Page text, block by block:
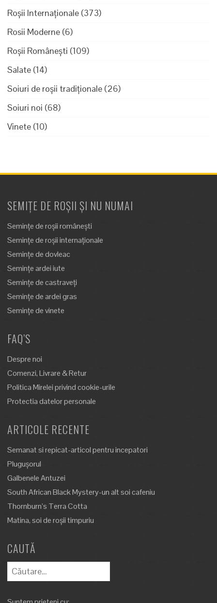
Roșii Internaționale (373)
Rosii Moderne (6)
Roșii Românești (109)
Salate (14)
Soiuri de roșii tradiționale (26)
Soiuri noi (68)
Vinete (10)
SEMIȚE DE ROȘII ȘI NU NUMAI
Semințe de roșii românești
Semințe de roșii internaționale
Semințe de dovleac
Semințe ardei iute
Semințe de castraveți
Semințe de ardei gras
Semințe de vinete
FAQ’S
Despre noi
Comenzi, Livrare & Retur
Politica Mirelei privind cookie-urile
Protectia datelor personale
ARTICOLE RECENTE
Semanat si repicat-articol pentru incepatori
Plugușorul
Galbenele Antuzei
South African Black Mystery-un alt soi cafeniu
Thornburn’s Terra Cotta
Matina, soi de roșii timpuriu
CAUTĂ
Caută
după: